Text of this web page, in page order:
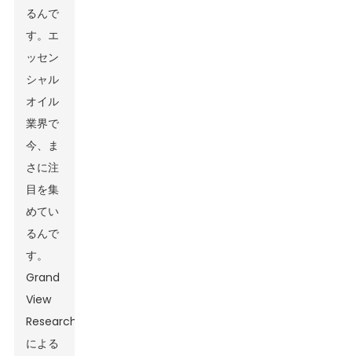
るんで
す。エ
ッセン
シャル
オイル
業界で
今、ま
さに注
目を集
めてい
るんで
す。
Grand
View
Research
による